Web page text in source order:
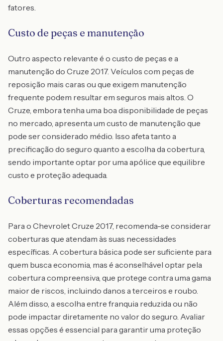
fatores.
Custo de peças e manutenção
Outro aspecto relevante é o custo de peças e a
manutenção do Cruze 2017. Veículos com peças de
reposição mais caras ou que exigem manutenção
frequente podem resultar em seguros mais altos. O
Cruze, embora tenha uma boa disponibilidade de peças
no mercado, apresenta um custo de manutenção que
pode ser considerado médio. Isso afeta tanto a
precificação do seguro quanto a escolha da cobertura,
sendo importante optar por uma apólice que equilibre
custo e proteção adequada.
Coberturas recomendadas
Para o Chevrolet Cruze 2017, recomenda-se considerar
coberturas que atendam às suas necessidades
específicas. A cobertura básica pode ser suficiente para
quem busca economia, mas é aconselhável optar pela
cobertura compreensiva, que protege contra uma gama
maior de riscos, incluindo danos a terceiros e roubo.
Além disso, a escolha entre franquia reduzida ou não
pode impactar diretamente no valor do seguro. Avaliar
essas opções é essencial para garantir uma proteção